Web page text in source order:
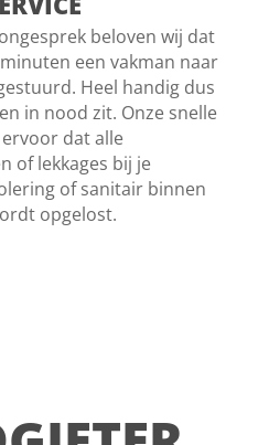
beloven wij dat
een vakman naar
Heel handig dus
in nood zit. Onze snelle
dat alle
of lekkages bij je
of sanitair binnen
opgelost.